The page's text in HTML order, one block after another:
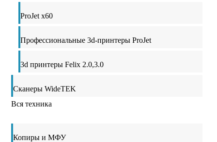
ProJet x60
Профессиональные 3d-принтеры ProJet
3d принтеры Felix 2.0,3.0
Сканеры WideTEK
Вся техника
Копиры и МФУ